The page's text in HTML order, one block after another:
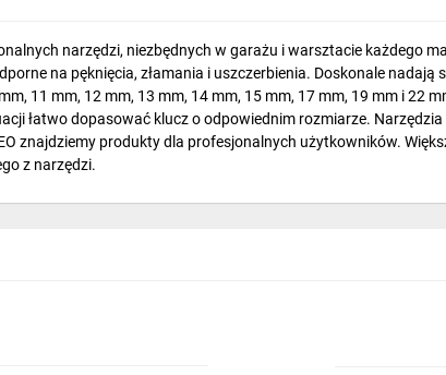
narzędzi, niezbędnych w garażu i warsztacie każdego
na pęknięcia, złamania i uszczerbienia. Doskonale
11 mm, 12 mm, 13 mm, 14 mm, 15 mm, 17 mm, 19 mm i 22
łatwo dopasować klucz o odpowiednim rozmiarze.
znajdziemy produkty dla profesjonalnych użytkowników.
z narzędzi.